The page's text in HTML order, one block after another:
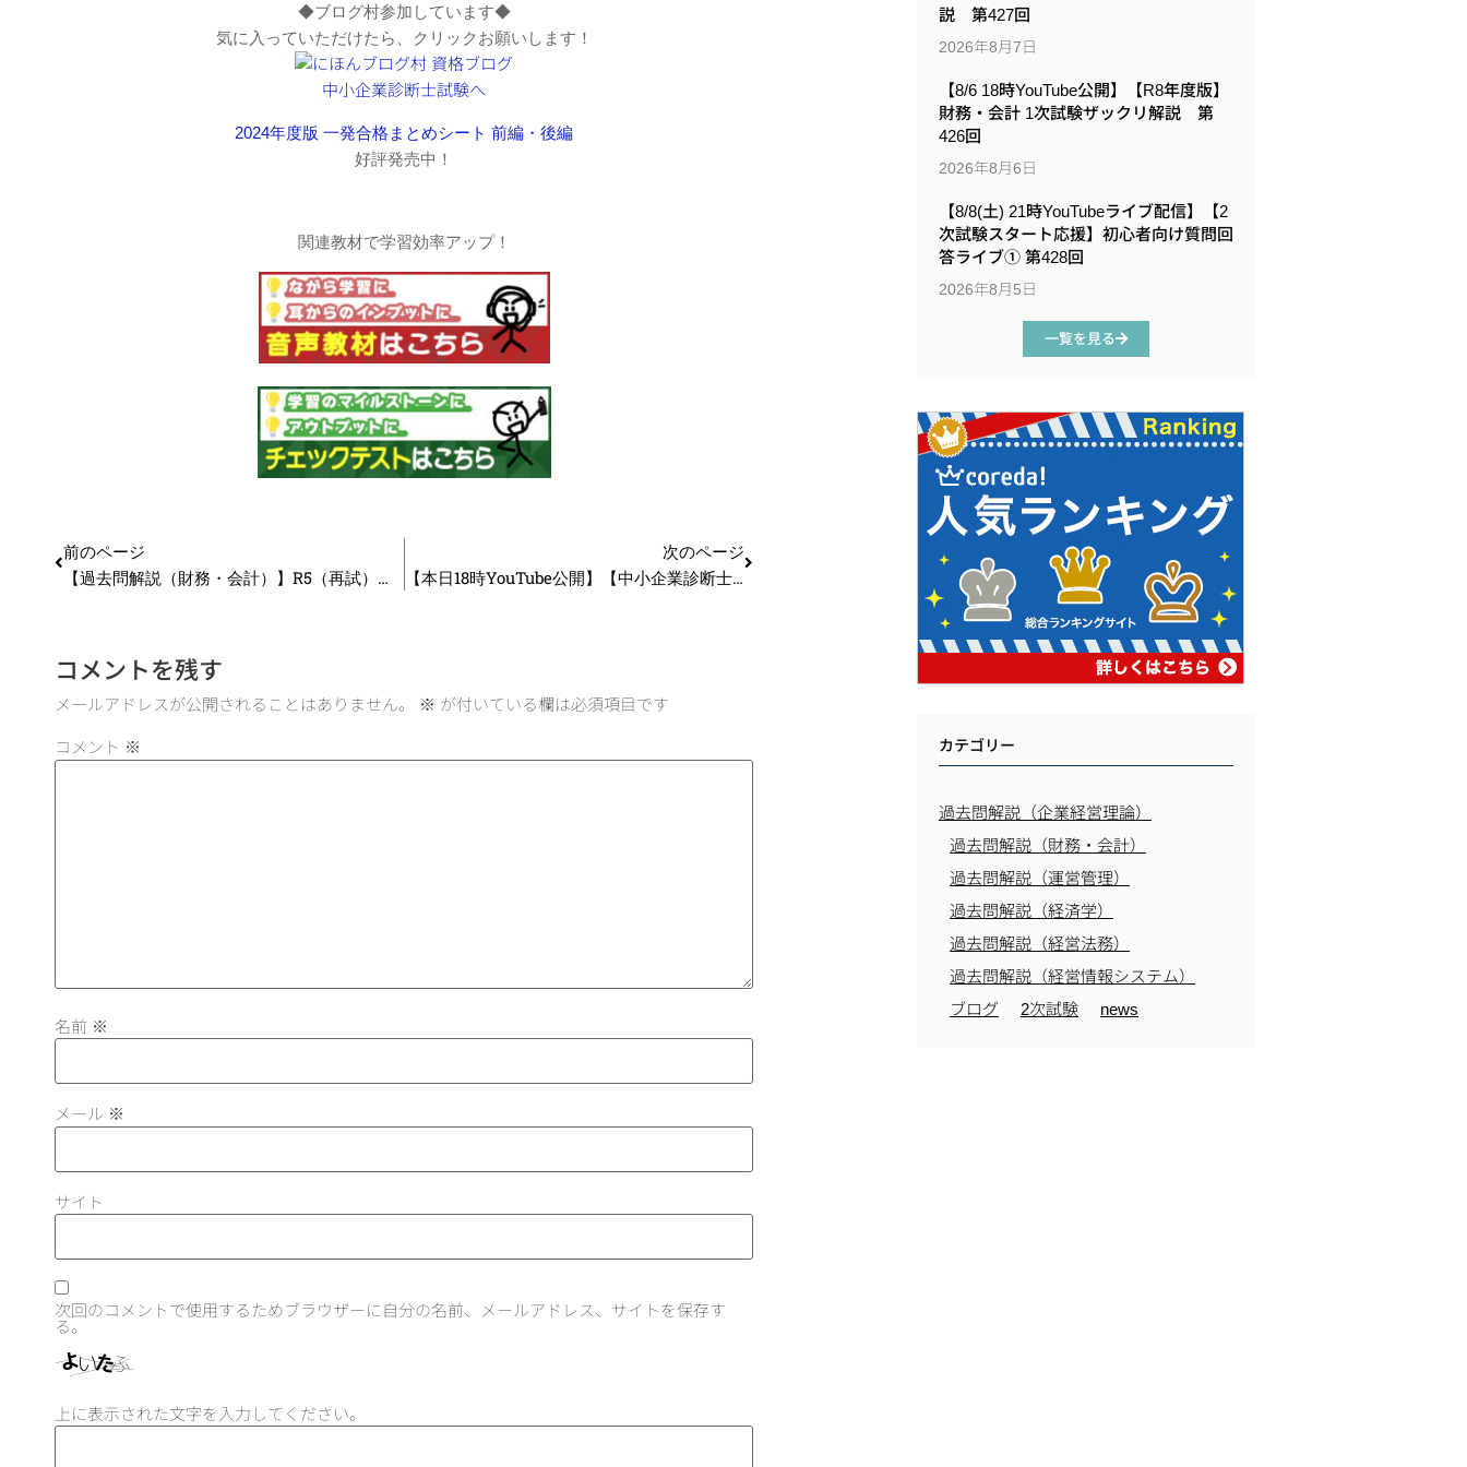
◆ブログ村参加しています◆
気に入っていただけたら、クリックお願いします！
2024年度版 一発合格まとめシート 前編・後編
好評発売中！
関連教材で学習効率アップ！
前のページ
【過去問解説（財務・会計）】R5（再試）第10問 原価計算
次のページ
【本日18時YouTube公開】【中小企業診断士】まずここを押さえて！情報システムの最重要ポイントは？_第281回
コメントを残す
メールアドレスが公開されることはありません。 ※ が付いている欄は必須項目です
コメント ※
名前 ※
メール ※
サイト
次回のコメントで使用するためブラウザーに自分の名前、メールアドレス、サイトを保存す
る。
上に表示された文字を入力してください。
説 第427回
2026年8月7日
【8/6 18時YouTube公開】【R8年度版】
財務・会計 1次試験ザックリ解説 第
426回
2026年8月6日
【8/8(土) 21時YouTubeライブ配信】【2
次試験スタート応援】初心者向け質問回
答ライブ① 第428回
2026年8月5日
一覧を見る
カテゴリー
過去問解説（企業経営理論）
過去問解説（財務・会計）
過去問解説（運営管理）
過去問解説（経済学）
過去問解説（経営法務）
過去問解説（経営情報システム）
ブログ
2次試験 news